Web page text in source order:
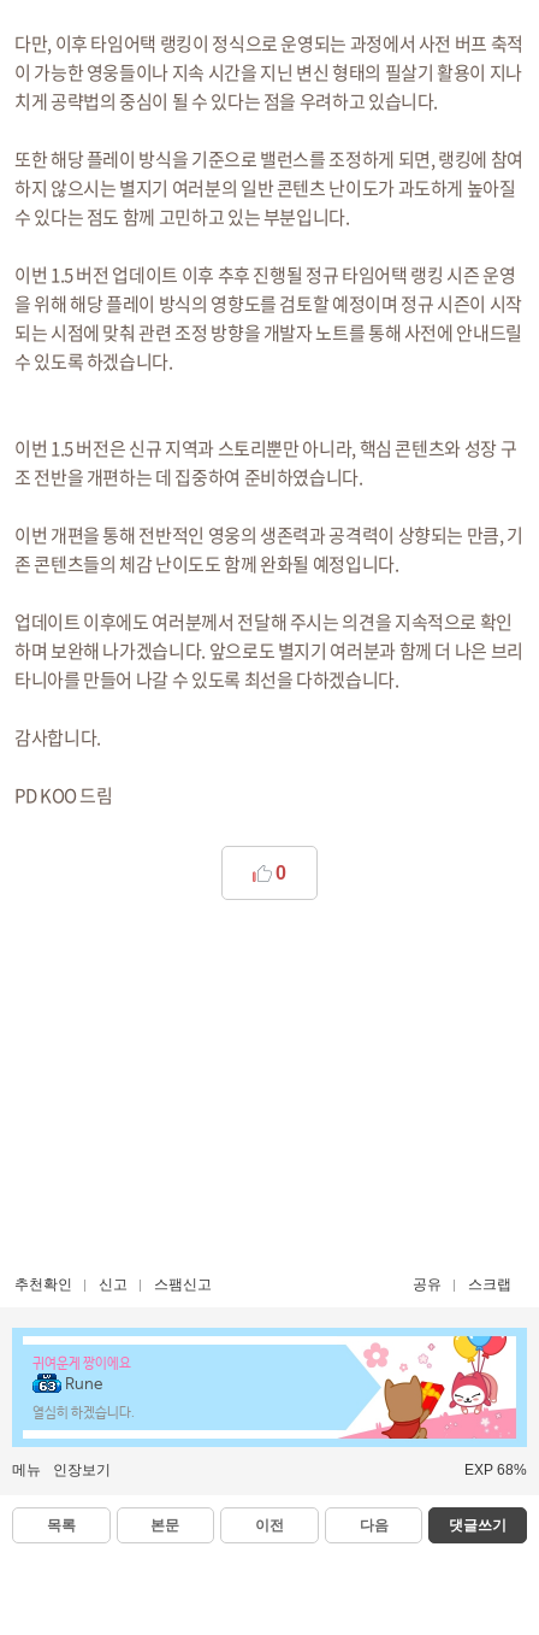
다만, 이후 타임어택 랭킹이 정식으로 운영되는 과정에서 사전 버프 축적
이 가능한 영웅들이나 지속 시간을 지닌 변신 형태의 필살기 활용이 지나
치게 공략법의 중심이 될 수 있다는 점을 우려하고 있습니다.
또한 해당 플레이 방식을 기준으로 밸런스를 조정하게 되면, 랭킹에 참여
하지 않으시는 별지기 여러분의 일반 콘텐츠 난이도가 과도하게 높아질
수 있다는 점도 함께 고민하고 있는 부분입니다.
이번 1.5 버전 업데이트 이후 추후 진행될 정규 타임어택 랭킹 시즌 운영
을 위해 해당 플레이 방식의 영향도를 검토할 예정이며 정규 시즌이 시작
되는 시점에 맞춰 관련 조정 방향을 개발자 노트를 통해 사전에 안내드릴
수 있도록 하겠습니다.
이번 1.5 버전은 신규 지역과 스토리뿐만 아니라, 핵심 콘텐츠와 성장 구
조 전반을 개편하는 데 집중하여 준비하였습니다.
이번 개편을 통해 전반적인 영웅의 생존력과 공격력이 상향되는 만큼, 기
존 콘텐츠들의 체감 난이도도 함께 완화될 예정입니다.
업데이트 이후에도 여러분께서 전달해 주시는 의견을 지속적으로 확인
하며 보완해 나가겠습니다. 앞으로도 별지기 여러분과 함께 더 나은 브리
타니아를 만들어 나갈 수 있도록 최선을 다하겠습니다.
감사합니다.
PD KOO 드림
0
추천확인 신고 스팸신고 공유 스크랩
귀여운게 짱이에요
Rune
열심히 하겠습니다.
메뉴 인장보기 EXP 68%
목록 본문 이전 다음 댓글쓰기